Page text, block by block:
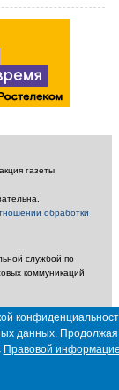
газеты
обработки
службой по
коммуникаций
газеты «Калужская
данных. Продолжая
Правовой